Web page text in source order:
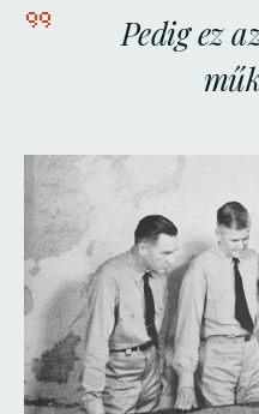
Pedig ez